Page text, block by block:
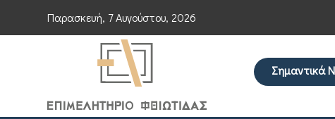
Παρασκευή, 7 Αυγούστου, 2026
Σημαντικά
Επείγουσα